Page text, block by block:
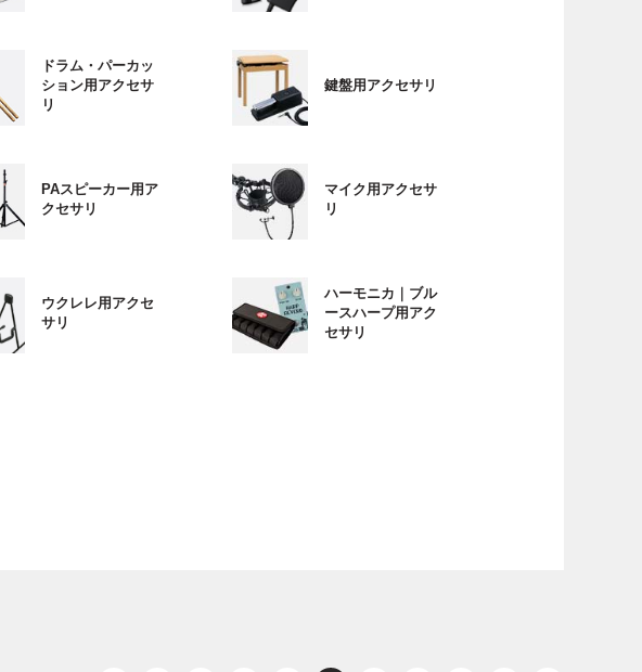
ドラム・パーカッ
ション用アクセサ
リ
鍵盤用アクセサリ
PAスピーカー用ア
クセサリ
マイク用アクセサ
リ
ウクレレ用アクセ
サリ
ハーモニカ｜ブル
ースハープ用アク
セサリ